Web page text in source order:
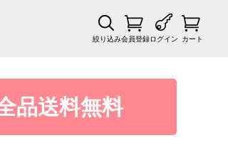
絞り込み会員登録ログイン カート
品送料無料